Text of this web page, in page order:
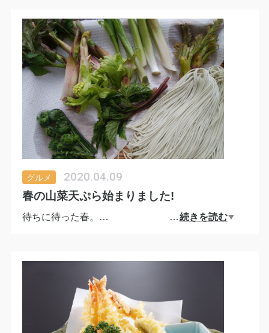
広がる桜をご覧いただくことができます。
ライトアップし他夜桜はまるいち春の風物詩。
今年は暖冬だったため、山菜の季節と桜の季節が一
緒になりました。
桜・山菜・へぎそばまるいち・・・。
今週末から来週の中頃までが見頃です。
市街地の雑踏を避けて田舎の空気の中で一息ついて
みませんか？
グルメ 2020.04.09
春の山菜天ぷら始まりました!
待ちに待った春。
…続きを読む